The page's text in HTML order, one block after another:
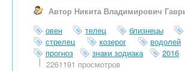
Автор Никита Владимирович
овен
телец близнецы
стрелец
козерог водолей
прогноз
знаки зодиака
2016
2261191 просмотров